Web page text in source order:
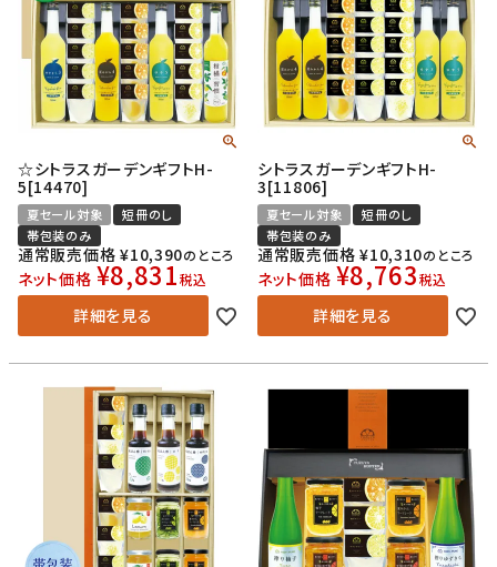
☆シトラスガーデンギフトH-
5[14470]
夏セール対象
短冊のし
帯包装のみ
通常販売価格 ¥10,390のところ
ネット価格 ¥8,831税込
詳細を見る
シトラスガーデンギフトH-
3[11806]
夏セール対象
短冊のし
帯包装のみ
通常販売価格 ¥10,310のところ
ネット価格 ¥8,763税込
詳細を見る